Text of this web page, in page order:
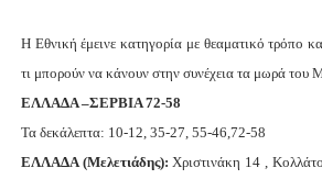
Η Εθνική έμεινε κατηγορία με θεαματικό τρόπο
τι μπορούν να κάνουν στην συνέχεια τα μωρά του
ΕΛΛΑΔΑ –ΣΕΡΒΙΑ 72-58
Τα δεκάλεπτα: 10-12, 35-27, 55-46,72-58
ΕΛΛΑΔΑ (Μελετιάδης): Χριστινάκη 14 ,